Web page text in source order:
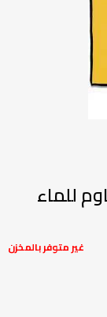
مقاوم للماء
غير متوفر بالمخزن